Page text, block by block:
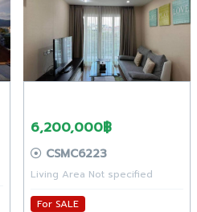
6,200,000฿
CSMC6223
Living Area Not specified
For SALE